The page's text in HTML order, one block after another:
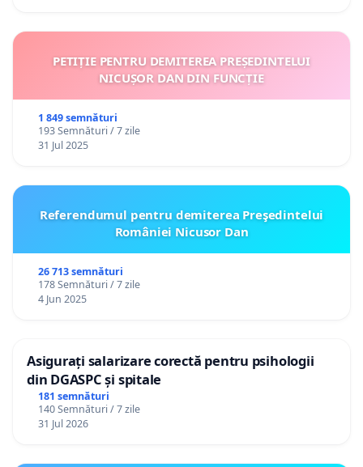
PETIȚIE PENTRU DEMITEREA PREȘEDINTELUI
NICUȘOR DAN DIN FUNCȚIE
1 849 semnături
193 Semnături / 7 zile
31 Jul 2025
Referendumul pentru demiterea Preşedintelui
României Nicusor Dan
26 713 semnături
178 Semnături / 7 zile
4 Jun 2025
Asigurați salarizare corectă pentru psihologii
din DGASPC și spitale
181 semnături
140 Semnături / 7 zile
31 Jul 2026